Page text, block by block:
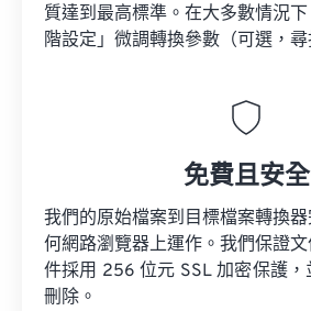
質達到最高標準。在大多數情況
階設定」微調轉換參數（可選，
免費且安全
我們的原始檔案到目標檔案轉換
何網路瀏覽器上運作。我們保證
件採用 256 位元 SSL 加密保護
刪除。